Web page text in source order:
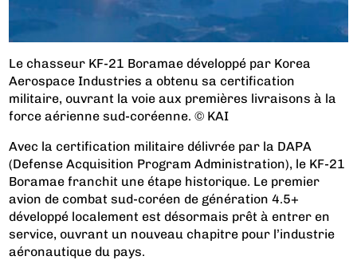
Le chasseur KF-21 Boramae développé par Korea
Aerospace Industries a obtenu sa certification
militaire, ouvrant la voie aux premières livraisons à la
force aérienne sud-coréenne. © KAI
Avec la certification militaire délivrée par la DAPA
(Defense Acquisition Program Administration), le KF-21
Boramae franchit une étape historique. Le premier
avion de combat sud-coréen de génération 4.5+
développé localement est désormais prêt à entrer en
service, ouvrant un nouveau chapitre pour l’industrie
aéronautique du pays.